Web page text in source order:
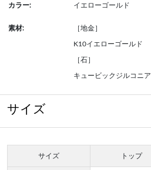
カラー: イエローゴールド
素材: ［地金］
K10イエローゴールド
［石］
キュービックジルコニア
サイズ
サイズ トップ